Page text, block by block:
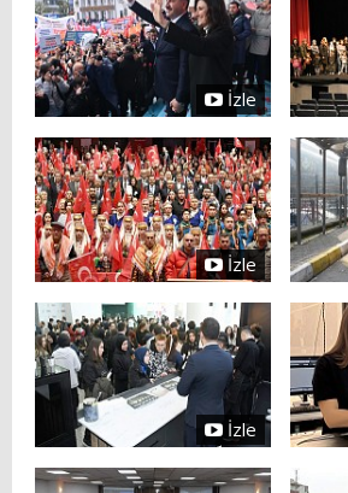
İzle
İzle
İzle